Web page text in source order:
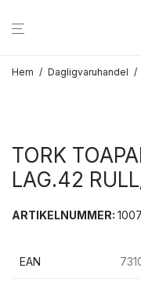
Hem / Dagligvaruhandel /
TORK
LAG.42
ARTIKELNUMMER:
EAN